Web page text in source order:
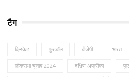
टैग
क्रिकेट फुटबॉल बीजेपी भारत
लोकसभा चुनाव 2024 दक्षिण अफ्रीका